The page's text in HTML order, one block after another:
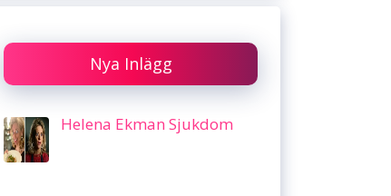
Nya Inlägg
Helena Ekman Sjukdom